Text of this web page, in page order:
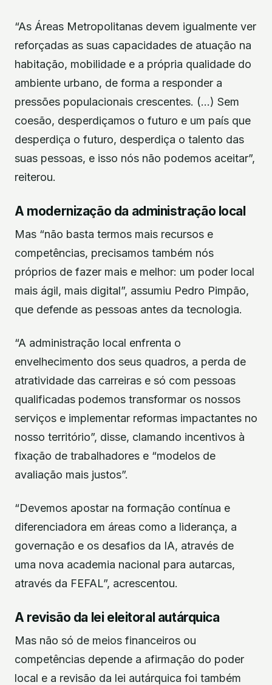
“As Áreas Metropolitanas devem igualmente ver
reforçadas as suas capacidades de atuação na
habitação, mobilidade e a própria qualidade do
ambiente urbano, de forma a responder a
pressões populacionais crescentes. (…) Sem
coesão, desperdiçamos o futuro e um país que
desperdiça o futuro, desperdiça o talento das
suas pessoas, e isso nós não podemos aceitar”,
reiterou.
A modernização da administração local
Mas “não basta termos mais recursos e
competências, precisamos também nós
próprios de fazer mais e melhor: um poder local
mais ágil, mais digital”, assumiu Pedro Pimpão,
que defende as pessoas antes da tecnologia.
“A administração local enfrenta o
envelhecimento dos seus quadros, a perda de
atratividade das carreiras e só com pessoas
qualificadas podemos transformar os nossos
serviços e implementar reformas impactantes no
nosso território”, disse, clamando incentivos à
fixação de trabalhadores e “modelos de
avaliação mais justos”.
“Devemos apostar na formação contínua e
diferenciadora em áreas como a liderança, a
governação e os desafios da IA, através de
uma nova academia nacional para autarcas,
através da FEFAL”, acrescentou.
A revisão da lei eleitoral autárquica
Mas não só de meios financeiros ou
competências depende a afirmação do poder
local e a revisão da lei autárquica foi também